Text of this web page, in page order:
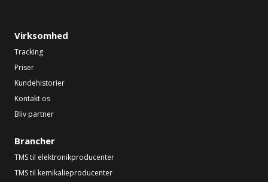
Virksomhed
Tracking
Priser
Kundehistorier
Kontakt os
Bliv partner
Brancher
TMS til elektronikproducenter
TMS til kemikalieproducenter